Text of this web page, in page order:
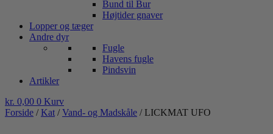
Bund til Bur
Højtider gnaver
Lopper og tæger
Andre dyr
Fugle
Havens fugle
Pindsvin
Artikler
kr. 0,00 0 Kurv
Forside /Kat /Vand- og Madskåle / LICKMAT UFO